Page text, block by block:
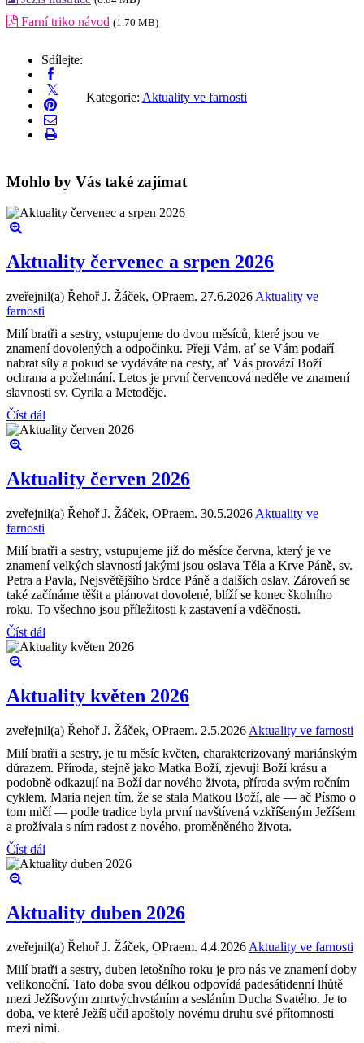
Farní triko návod (1.70 MB)
Sdílejte:
Kategorie: Aktuality ve farnosti
Mohlo by Vás také zajímat
Aktuality červenec a srpen 2026
zveřejnil(a) Řehoř J. Žáček, OPraem. 27.6.2026 Aktuality ve
farnosti
Milí bratři a sestry, vstupujeme do dvou měsíců, které jsou ve
znamení dovolených a odpočinku. Přeji Vám, ať se Vám podaří
nabrat síly a pokud se vydáváte na cesty, ať Vás provází Boží
ochrana a požehnání. Letos je první červencová neděle ve znamení
slavnosti sv. Cyrila a Metoděje.
Číst dál
Aktuality červen 2026
zveřejnil(a) Řehoř J. Žáček, OPraem. 30.5.2026 Aktuality ve
farnosti
Milí bratři a sestry, vstupujeme již do měsíce června, který je ve
znamení velkých slavností jakými jsou oslava Těla a Krve Páně, sv.
Petra a Pavla, Nejsvětějšího Srdce Páně a dalších oslav. Zároveń se
také začínáme těšit a plánovat dovolené, blíží se konec školního
roku. To všechno jsou příležitosti k zastavení a vděčnosti.
Číst dál
Aktuality květen 2026
zveřejnil(a) Řehoř J. Žáček, OPraem. 2.5.2026 Aktuality ve farnosti
Milí bratři a sestry, je tu měsíc květen, charakterizovaný mariánským
důrazem. Příroda, stejně jako Matka Boží, zjevují Boží krásu a
podobně odkazují na Boží dar nového života, příroda svým ročním
cyklem, Maria nejen tím, že se stala Matkou Boží, ale — ač Písmo o
tom mlčí — podle tradice byla první navštívená vzkříšeným Ježíšem
a prožívala s ním radost z nového, proměněného života.
Číst dál
Aktuality duben 2026
zveřejnil(a) Řehoř J. Žáček, OPraem. 4.4.2026Aktuality ve farnosti
Milí bratři a sestry, duben letošního roku je pro nás ve znamení doby
velikonoční. Tato doba svou délkou odpovídá padesátidenní lhůtě
mezi Ježíšovým zmrtvýchvstáním a sesláním Ducha Svatého. Je to
doba, ve které Ježíš učil apoštoly novému druhu své přítomnosti
mezi nimi.